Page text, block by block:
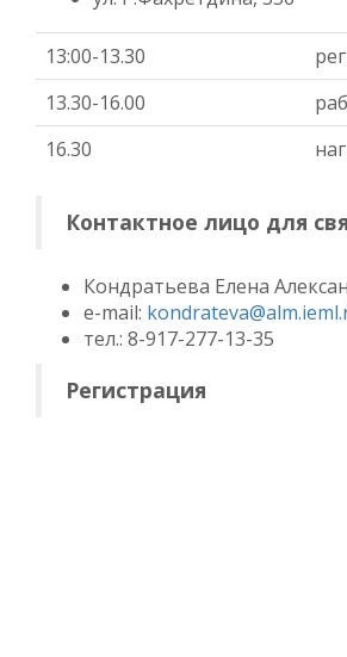
13:00-13.30
13.30-16.00
16.30
Контактное лицо для
Кондратьева Елена
e-mail:
тел.: 8-917-277-13-35
Регистрация